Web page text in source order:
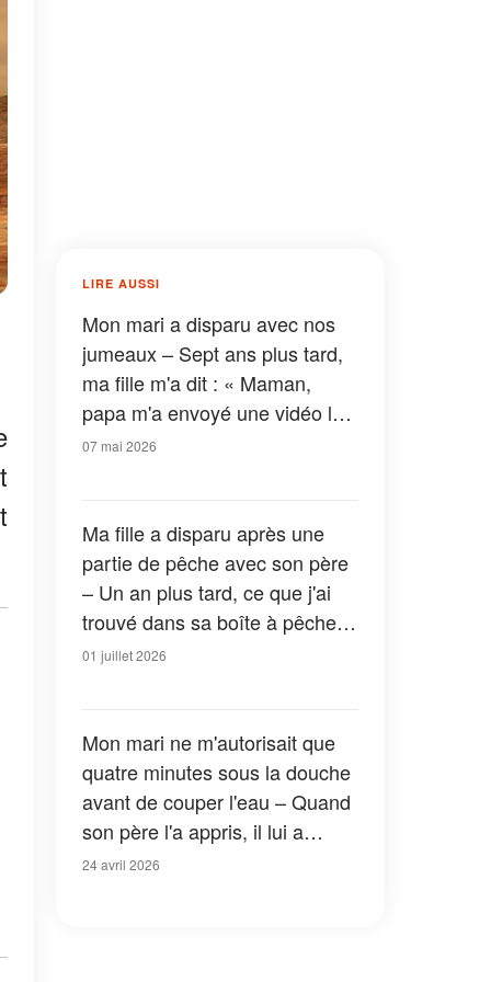
LIRE AUSSI
Mon mari a disparu avec nos
jumeaux – Sept ans plus tard,
ma fille m'a dit : « Maman,
papa m'a envoyé une vidéo la
veille de leur départ et m'a
07 mai 2026
Ma fille a disparu après une
partie de pêche avec son père
– Un an plus tard, ce que j'ai
trouvé dans sa boîte à pêche
m'a glacé le sang
01 juillet 2026
Mon mari ne m'autorisait que
quatre minutes sous la douche
avant de couper l'eau – Quand
son père l'a appris, il lui a
donné une leçon qu'il n'oubliera
24 avril 2026